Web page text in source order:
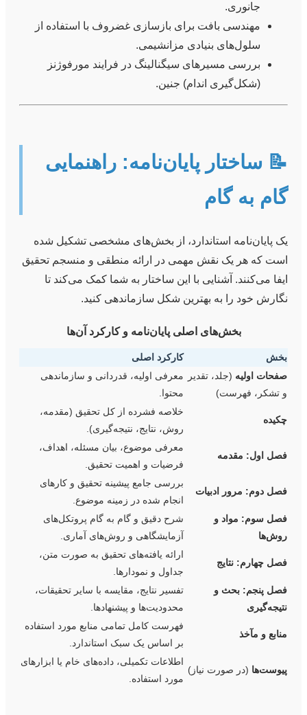
جانوری.
مهندسی بافت برای بازسازی غضروف با استفاده از
سلول‌های بنیادی مزانشیمی.
بررسی مسیرهای سیگنالینگ در فرایند مورفوژنز
(شکل‌گیری اندام) جنین.
📝 ساختار پایان‌نامه: راهنمایی
گام به گام
یک پایان‌نامه استاندارد، از بخش‌های مشخصی تشکیل شده
است که هر یک نقش مهمی در ارائه منطقی و منسجم تحقیق
ایفا می‌کنند. آشنایی با این ساختار به شما کمک می‌کند تا
نگارش خود را به بهترین شکل سازماندهی کنید.
بخش‌های اصلی پایان‌نامه و کارکرد آن‌ها
بخش
کارکرد اصلی
صفحات اولیه (جلد، تقدیر
و تشکر، فهرست)
معرفی اولیه، قدردانی و سازماندهی
محتوا.
چکیده
خلاصه فشرده از کل تحقیق (مقدمه،
روش، نتایج، نتیجه‌گیری).
فصل اول: مقدمه
معرفی موضوع، بیان مسئله، اهداف،
فرضیات و اهمیت تحقیق.
فصل دوم: مرور ادبیات
بررسی جامع پیشینه تحقیق و کارهای
انجام شده در زمینه موضوع.
فصل سوم: مواد و
روش‌ها
شرح دقیق و گام به گام پروتکل‌های
آزمایشگاهی و روش‌های آماری.
فصل چهارم: نتایج
ارائه یافته‌های تحقیق به صورت متن،
جداول و نمودارها.
فصل پنجم: بحث و
نتیجه‌گیری
تفسیر نتایج، مقایسه با سایر تحقیقات،
محدودیت‌ها و پیشنهادها.
منابع و مآخذ
فهرست کامل تمامی منابع مورد استفاده
بر اساس یک سبک استاندارد.
پیوست‌ها (در صورت نیاز)
اطلاعات تکمیلی، داده‌های خام یا ابزارهای
مورد استفاده.